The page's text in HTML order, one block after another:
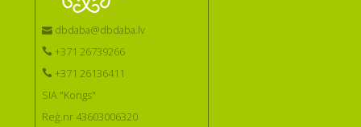
dbdaba@dbdaba.lv
+371 26739266
+371 26136411
SIA "Kongs"
Reģ.nr 43603006320